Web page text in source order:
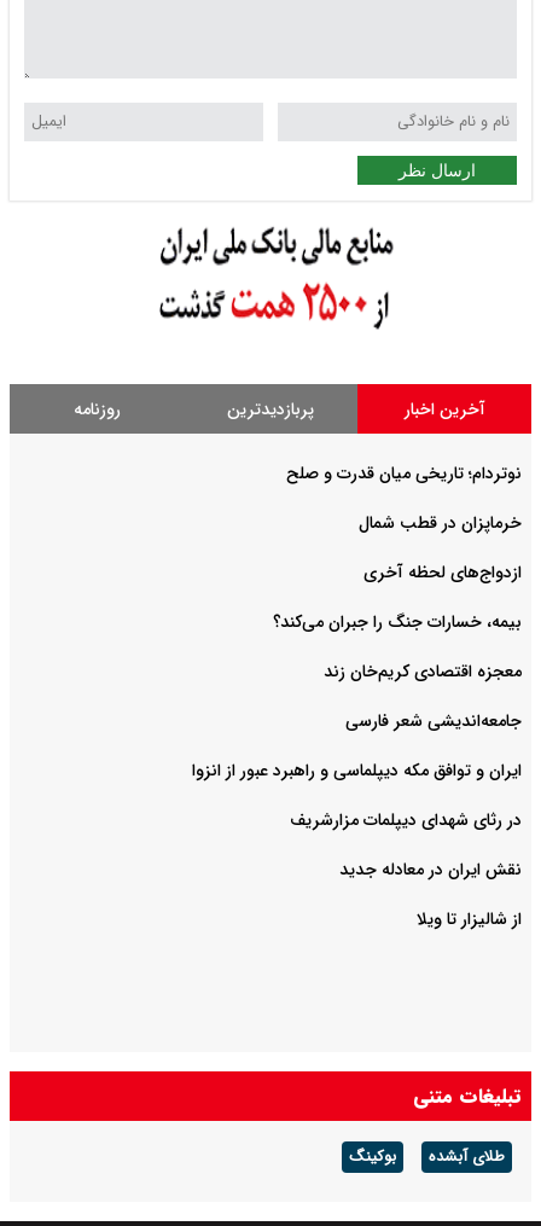
ارسال نظر
آخرین اخبار پربازدیدترین روزنامه
نوتردام؛ تاریخی میان قدرت و صلح‌
خرماپزان در قطب شمال
ازدواج‌های لحظه آخری
بیمه، خسارات جنگ را جبران می‌کند؟
معجزه اقتصادی کریم‌خان زند
جامعه‌اندیشی شعر فارسی
ایران و توافق مکه دیپلماسی و راهبرد عبور از انزوا
در رثای شهدای دیپلمات مزارشریف
نقش ایران در معادله جدید
از شالیزار تا ویلا
تبلیغات متنی
طلای آبشده بوکینگ